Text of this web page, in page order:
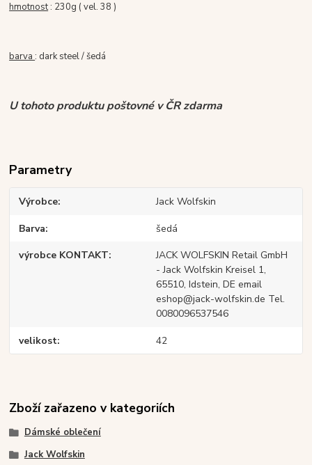
hmotnost: 230g ( vel. 38 )
barva: dark steel / šedá
U tohoto produktu poštovné v ČR zdarma
Parametry
Výrobce Jack Wolfskin
Barva šedá
výrobce KONTAKT
JACK WOLFSKIN Retail GmbH
- Jack Wolfskin Kreisel 1,
65510, Idstein, DE email
eshop@jack-wolfskin.de Tel.
0080096537546
velikost 42
Zboží zařazeno v kategoriích
Dámské oblečení
Jack Wolfskin